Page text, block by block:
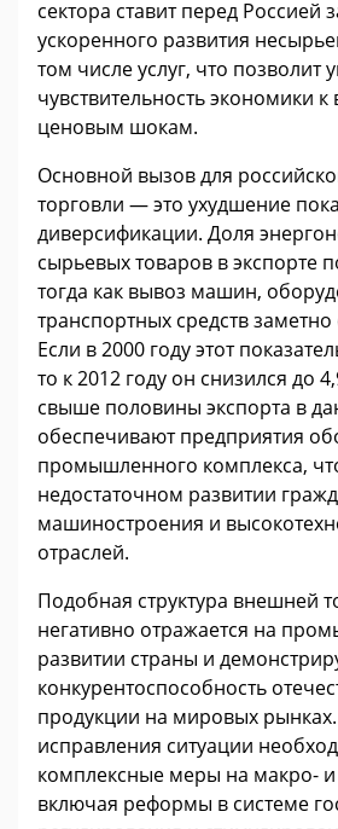
сектора ставит перед Россией
ускоренного развития
том числе услуг, что позволит
чувствительность экономики
ценовым шокам.
Основной вызов для
торговли — это ухудшение
диверсификации. Доля
сырьевых товаров в экспорте
тогда как вывоз машин,
транспортных средств
Если в 2000 году этот
то к 2012 году он снизился до
свыше половины экспорта в
обеспечивают предприятия
промышленного комплекса,
недостаточном развитии
машиностроения и
отраслей.
Подобная структура внешней
негативно отражается на
развитии страны и
конкурентоспособность
продукции на мировых
исправления ситуации
комплексные меры на макро-
включая реформы в системе